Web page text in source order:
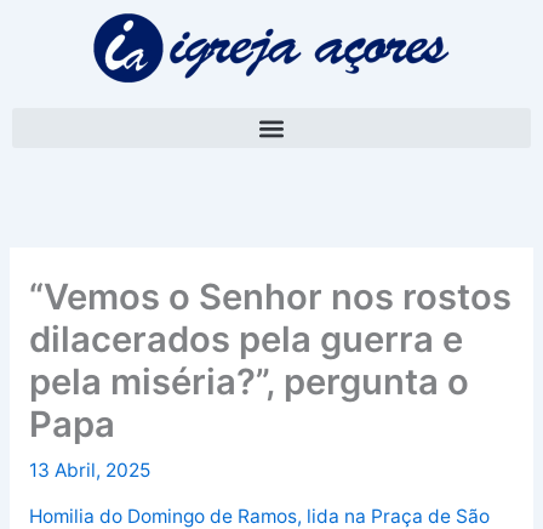
“Vemos o Senhor nos rostos
dilacerados pela guerra e
pela miséria?”, pergunta o
Papa
13 Abril, 2025
Homilia do Domingo de Ramos, lida na Praça de São